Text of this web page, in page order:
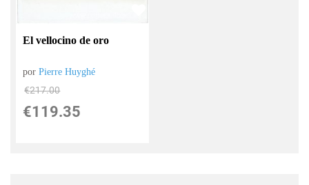
El vellocino de oro
porPierre Huyghé
€217.00
€119.35